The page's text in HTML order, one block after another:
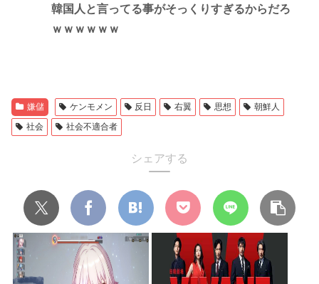
韓国人と言ってる事がそっくりすぎるからだろ
ｗｗｗｗｗｗ
嫌儲 ケンモメン 反日 右翼 思想
朝鮮人
社会
社会不適合者
シェアする